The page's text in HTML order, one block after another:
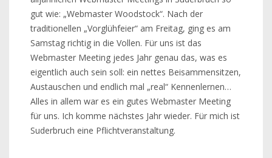
gut wie: „Webmaster Woodstock“. Nach der
traditionellen „Vorglühfeier“ am Freitag, ging es am
Samstag richtig in die Vollen. Für uns ist das
Webmaster Meeting jedes Jahr genau das, was es
eigentlich auch sein soll: ein nettes Beisammensitzen,
Austauschen und endlich mal „real“ Kennenlernen…
Alles in allem war es ein gutes Webmaster Meeting
für uns. Ich komme nächstes Jahr wieder. Für mich ist
Suderbruch eine Pflichtveranstaltung.